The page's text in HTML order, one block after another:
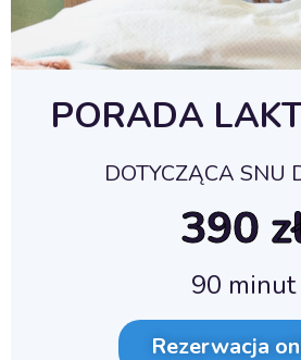
PORADA
DOTYCZĄCA SNU
390
90 minut
Rezerwacja